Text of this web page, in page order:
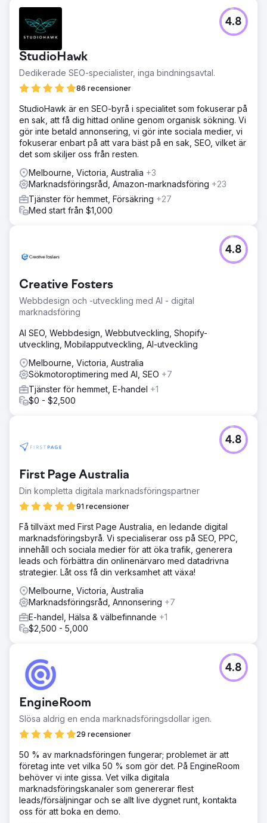
StudioHawk
Dedikerade SEO-specialister, inga bindningsavtal.
86 recensioner
4.8
StudioHawk är en SEO-byrå i specialitet som fokuserar på
en sak, att få dig hittad online genom organisk sökning. Vi
gör inte betald annonsering, vi gör inte sociala medier, vi
fokuserar enbart på att vara bäst på en sak, SEO, vilket är
det som skiljer oss från resten.
Melbourne, Victoria, Australia +3
Marknadsföringsråd, Amazon-marknadsföring +23
Tjänster för hemmet, Försäkring +27
Med start från $1,000
Creative Fosters
Webbdesign och -utveckling med AI - digital
marknadsföring
4.8
AI SEO, Webbdesign, Webbutveckling, Shopify-
utveckling, Mobilapputveckling, AI-utveckling
Melbourne, Victoria, Australia
Sökmotoroptimering med AI, SEO +7
Tjänster för hemmet, E-handel +1
$0 - $2,500
First Page Australia
Din kompletta digitala marknadsföringspartner
91 recensioner
4.8
Få tillväxt med First Page Australia, en ledande digital
marknadsföringsbyrå. Vi specialiserar oss på SEO, PPC,
innehåll och sociala medier för att öka trafik, generera
leads och förbättra din onlinenärvaro med datadrivna
strategier. Låt oss få din verksamhet att växa!
Melbourne, Victoria, Australia
Marknadsföringsråd, Annonsering +7
E-handel, Hälsa & välbefinnande +1
$2,500 - 5,000
EngineRoom
Slösa aldrig en enda marknadsföringsdollar igen.
29 recensioner
4.8
50 % av marknadsföringen fungerar; problemet är att
företag inte vet vilka 50 % som gör det. På EngineRoom
behöver vi inte gissa. Vet vilka digitala
marknadsföringskanaler som genererar flest
leads/försäljningar och se allt live dygnet runt, kontakta
oss för att boka en demo.